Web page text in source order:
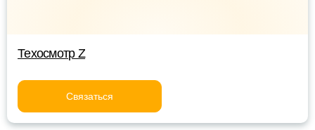
Техосмотр Z
Связаться